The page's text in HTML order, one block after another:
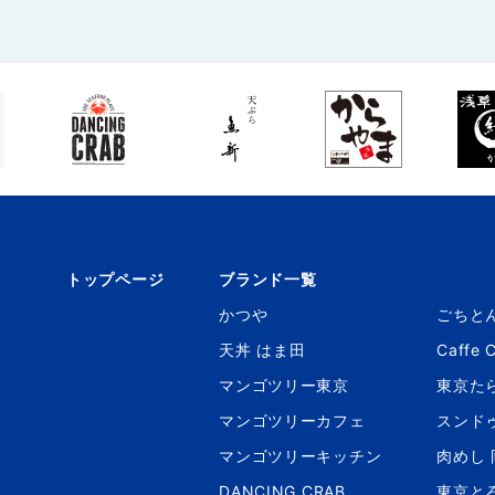
トップページ
ブランド一覧
かつや
天丼 はま田
マンゴツリー東京
マンゴツリーカフェ
マンゴツリーキッチン
DANCING CRAB
ごちと
Caffe
東京た
スンド
肉めし
東京と